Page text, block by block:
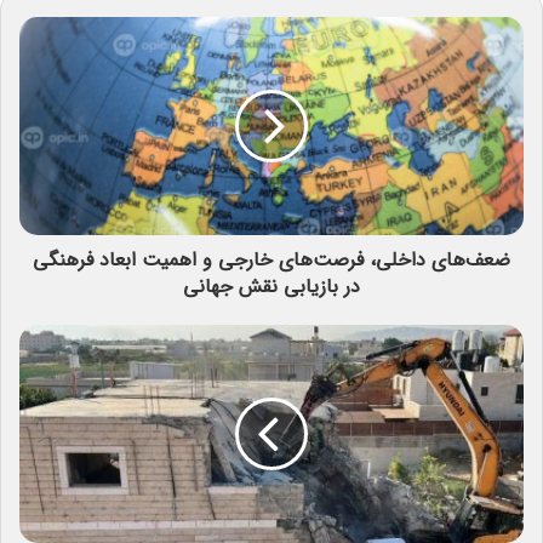
ضعف‌های داخلی، فرصت‌های خارجی و اهمیت ابعاد فرهنگی
در بازیابی نقش جهانی